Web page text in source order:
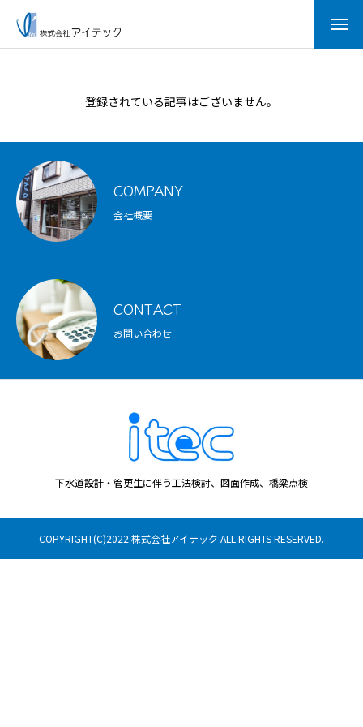
施工実績
お知らせ
求人情報
登録されている記事はございません。
COMPANY
会社概要
CONTACT
お問い合わせ
下水道設計・管更生に伴う工法検討、図面作成、橋梁点検
COPYRIGHT(C)2022 株式会社アイテック ALL RIGHTS RESERVED.